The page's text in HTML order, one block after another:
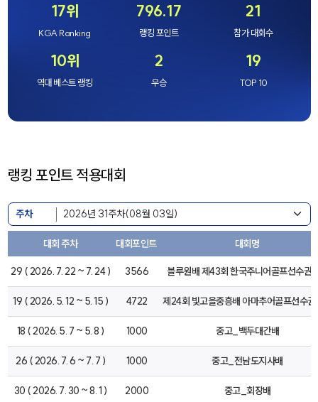
17위
KGA Ranking
796.17
랭킹 포인트
21
참가 대회수
10위
역대 베스트 랭킹
2
우승
19
TOP 10
랭킹 포인트 적용대회
주차
대회 주차 대회포인트 대회명
29 ( 2026. 7. 22 ~ 7. 24 ) 3566 블루원배 제43회 한국주니어골프선수권
19 ( 2026. 5. 12 ~ 5. 15 ) 4722 제24회 빛고을중흥배 아마추어골프선수권
18 ( 2026. 5. 7 ~ 5. 8 ) 1000 중고_백두대간배
26 ( 2026. 7. 6 ~ 7. 7 ) 1000 중고_전남도지사배
30 ( 2026. 7. 30 ~ 8. 1 ) 2000 중고_회장배